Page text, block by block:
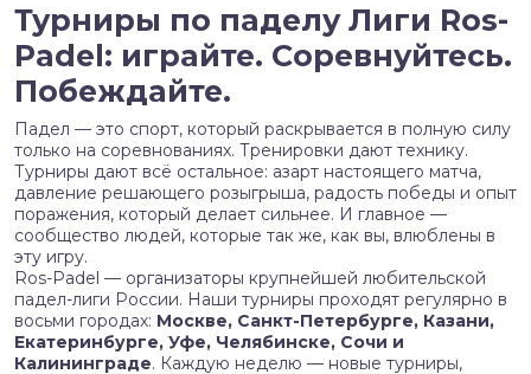
Турниры по паделу Лиги Ros-
Padel: играйте. Соревнуйтесь.
Побеждайте.
Падел — это спорт, который раскрывается в полную силу
только на соревнованиях. Тренировки дают технику.
Турниры дают всё остальное: азарт настоящего матча,
давление решающего розыгрыша, радость победы и опыт
поражения, который делает сильнее. И главное —
сообщество людей, которые так же, как вы, влюблены в
эту игру.
Ros-Padel — организаторы крупнейшей любительской
падел-лиги России. Наши турниры проходят регулярно в
восьми городах: Москве, Санкт-Петербурге, Казани,
Екатеринбурге, Уфе, Челябинске, Сочи и
Калининграде. Каждую неделю — новые турниры,